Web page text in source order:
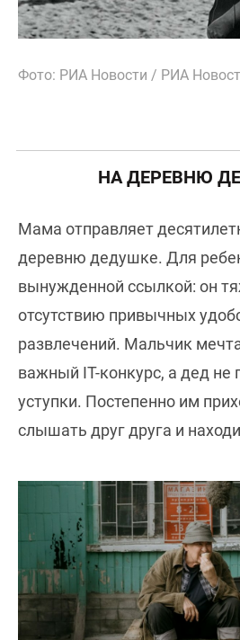
Фото: РИА Новости / РИА
НА ДЕРЕВНЮ
Мама отправляет
деревню дедушке. Для
вынужденной ссылкой: он
отсутствию привычных
развлечений. Мальчик
важный IT-конкурс, а дед не
уступки. Постепенно им
слышать друг друга и